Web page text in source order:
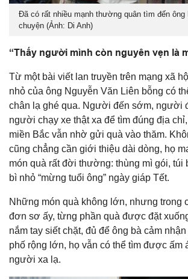
Đã có rất nhiều mạnh thường quân tìm đến ông
chuyện (Ảnh: Di Anh)
“Thấy người mình còn nguyên vẹn là
Từ một bài viết lan truyền trên mạng xã
nhỏ của ông Nguyễn Văn Liên bỗng có
chân lạ ghé qua. Người đến sớm, người
người chạy xe thật xa để tìm đúng địa
miền Bắc vẫn nhờ gửi quà vào thăm.
cũng chẳng cần giới thiệu dài dòng, họ
món quà rất đời thường: thùng mì gói, túi
bì nhỏ “mừng tuổi ông” ngày giáp Tết.
Những món quà không lớn, nhưng trong
đơn sơ ấy, từng phần quà được đặt
nắm tay siết chặt, đủ để ông bà cảm
phố rộng lớn, họ vẫn có thể tìm được ấm
người xa lạ.